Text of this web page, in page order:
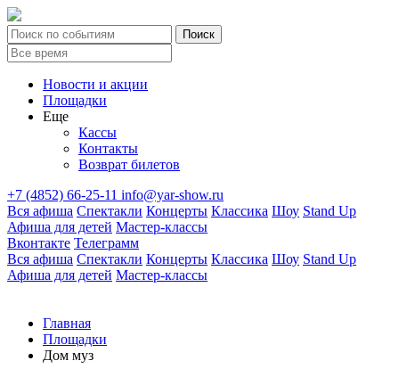
Новости и акции
Площадки
Еще
Кассы
Контакты
Возврат билетов
+7 (4852) 66-25-11 info@yar-show.ru
Вся афиша Спектакли Концерты Классика Шоу Stand Up
Афиша для детей Мастер-классы
Вконтакте Телеграмм
Вся афиша Спектакли Концерты Классика Шоу Stand Up
Афиша для детей Мастер-классы
Главная
Площадки
Дом муз